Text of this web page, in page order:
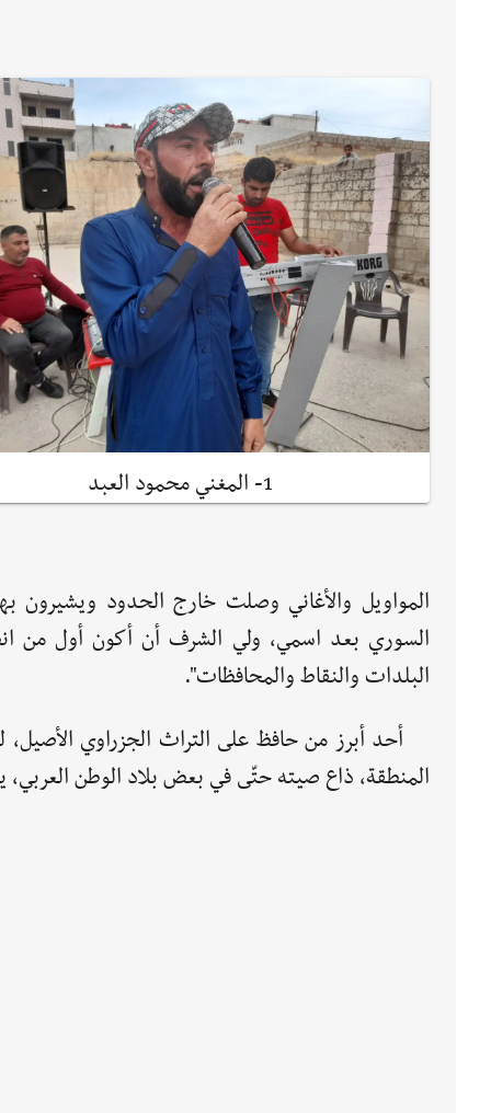
1- المغني محمود العبد
المواويل والأغاني وصلت خارج الحدود
السوري بعد اسمي، ولي الشرف أن أكون أول من
البلدات والنقاط والمحافظات".
أحد أبرز من حافظ على التراث الجزراوي
المنطقة، ذاع صيته حتّى في بعض بلاد الوطن العربي،